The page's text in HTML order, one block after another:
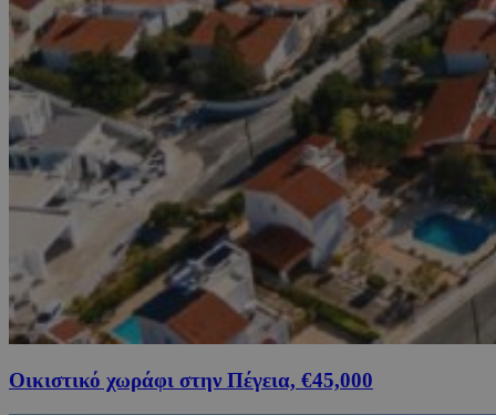
Οικιστικό χωράφι στην Πέγεια, €45,000